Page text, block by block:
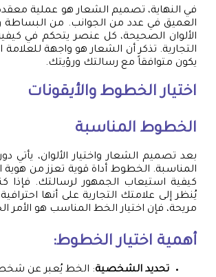
في النهاية، تصميم الشعار هو عملية
العميق في عدد من الجوانب. من البساطة
الألوان الصحيحة، كل عنصر يتحكم في
التجارية. تذكر أن الشعار هو واجهة للعلامة
يكون متوافقاً مع رسالتك ورؤيتك.
اختيار الخطوط والأيقونات
الخطوط المناسبة
بعد تصميم الشعار واختيار الألوان، يأتي
المناسبة. الخطوط أداة قوية تعزز من هوية
كيفية استيعاب الجمهور لرسالتك. فإذا
يُنظر إلى علامتك التجارية على أنها
مريحة، فإن اختيار الخط المناسب هو الأمر
أهمية اختيار الخطوط:
تحديد الشخصية: الخط يُعبر عن